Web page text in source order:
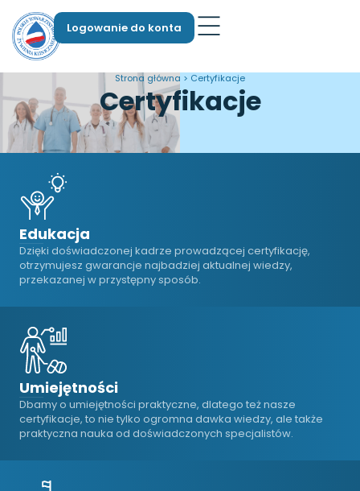
Logowanie do konta
Strona główna > Certyfikacje
Certyfikacje
Edukacja
Dzięki doświadczonej kadrze prowadzącej certyfikację,
otrzymujesz gwarancje najbadziej aktualnej wiedzy,
przekazanej w przystępny sposób.
Umiejętności
Dbamy o umiejętności praktyczne, dlatego też nasze
certyfikacje, to nie tylko ogromna dawka wiedzy, ale także
praktyczna nauka od doświadczonych specjalistów.